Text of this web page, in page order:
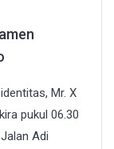
Mr. X
pukul 06.30
Adi